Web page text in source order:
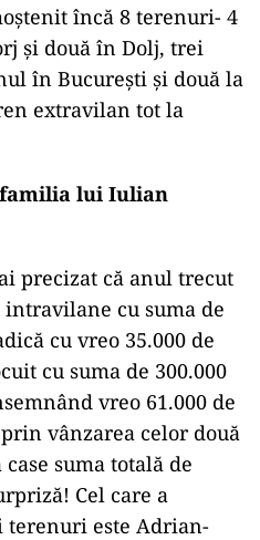
încă 8 terenuri- 4
și două în Dolj, trei
în București și două la
extravilan tot la
lui Iulian
precizat că anul trecut
cu suma de
cu vreo 35.000 de
cu suma de 300.000
vreo 61.000 de
vânzarea celor două
suma totală de
Cel care a
terenuri este Adrian-